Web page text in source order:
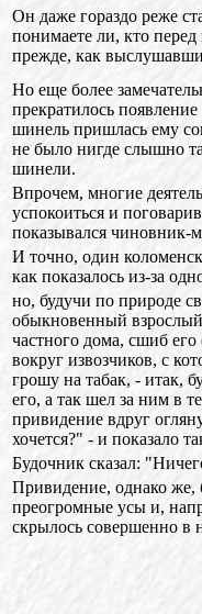
Он даже гораздо реже
понимаете ли, кто
прежде, как
Но еще более
прекратилось
шинель пришлась ему
не было нигде слышно
шинели.
Впрочем, многие
успокоиться и
показывался чиновник-
И точно, один
как показалось из-за
но, будучи по природе
обыкновенный
частного дома, сшиб
вокруг извозчиков, с
грошу на табак, - итак,
его, а так шел за ним в
привидение вдруг
хочется?" - и показало
Будочник сказал:
Привидение, однако же,
преогромные усы и,
скрылось совершенно в